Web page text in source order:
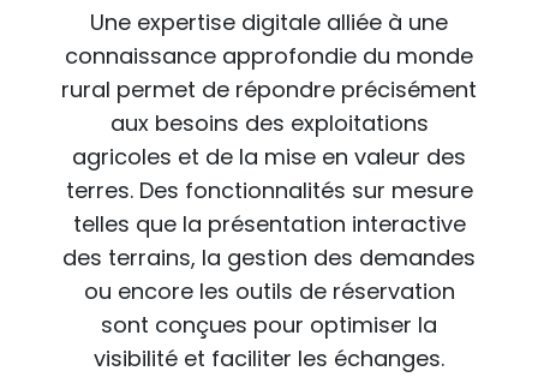
Une expertise digitale alliée à une
connaissance approfondie du monde
rural permet de répondre précisément
aux besoins des exploitations
agricoles et de la mise en valeur des
terres. Des fonctionnalités sur mesure
telles que la présentation interactive
des terrains, la gestion des demandes
ou encore les outils de réservation
sont conçues pour optimiser la
visibilité et faciliter les échanges.